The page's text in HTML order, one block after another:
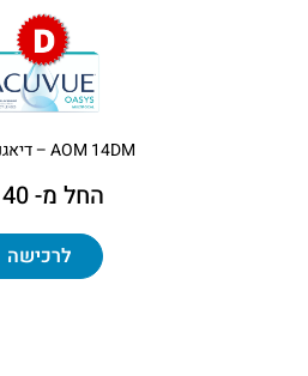
AOM 14DM – דיאגנוסטיקה
החל מ- 40 ₪
לרכישה